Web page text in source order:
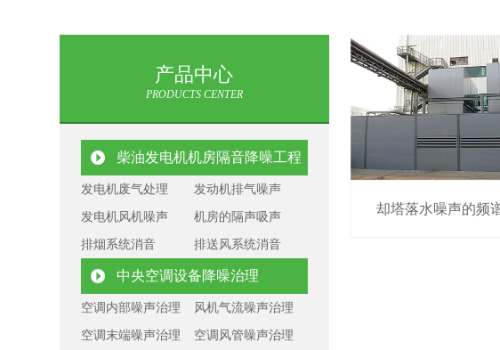
产品中心
PRODUCTS CENTER
柴油发电机机房隔音降噪工程
发电机废气处理 发动机排气噪声
发电机风机噪声 机房的隔声吸声
排烟系统消音 排送风系统消音
中央空调设备降噪治理
空调内部噪声治理 风机气流噪声治理
空调末端噪声治理 空调风管噪声治理
却塔落水噪声的频